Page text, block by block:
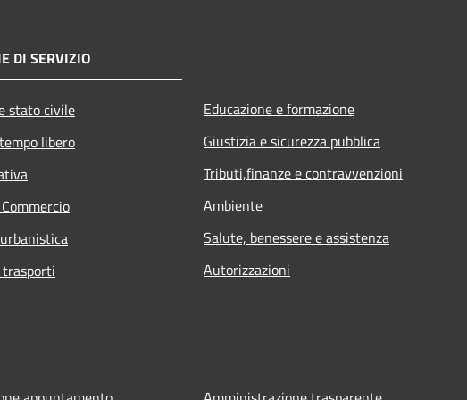
DI SERVIZIO
stato civile
libero
Educazione e formazione
Giustizia e sicurezza pubblica
Tributi,finanze e contravvenzioni
Ambiente
Salute, benessere e assistenza
Autorizzazioni